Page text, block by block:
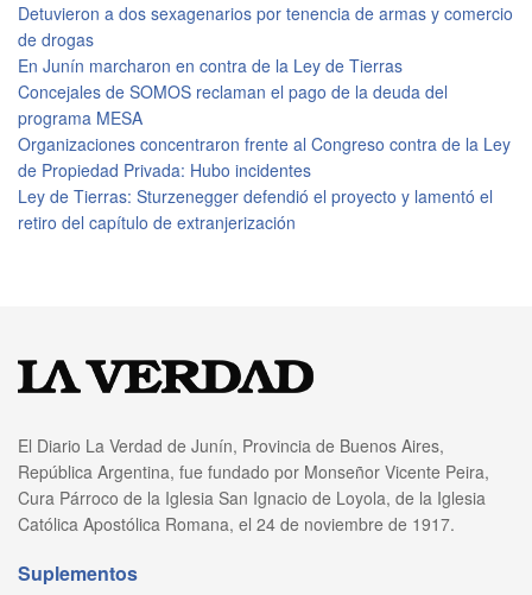
Detuvieron a dos sexagenarios por tenencia de armas y comercio
de drogas
En Junín marcharon en contra de la Ley de Tierras
Concejales de SOMOS reclaman el pago de la deuda del
programa MESA
Organizaciones concentraron frente al Congreso contra de la Ley
de Propiedad Privada: Hubo incidentes
Ley de Tierras: Sturzenegger defendió el proyecto y lamentó el
retiro del capítulo de extranjerización
El Diario La Verdad de Junín, Provincia de Buenos Aires,
República Argentina, fue fundado por Monseñor Vicente Peira,
Cura Párroco de la Iglesia San Ignacio de Loyola, de la Iglesia
Católica Apostólica Romana, el 24 de noviembre de 1917.
Suplementos